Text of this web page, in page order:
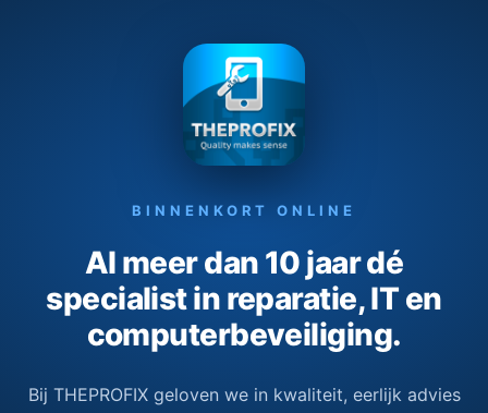
BINNENKORT ONLINE
Al meer dan 10 jaar dé
specialist in reparatie, IT en
computerbeveiliging.
Bij THEPROFIX geloven we in kwaliteit, eerlijk advies